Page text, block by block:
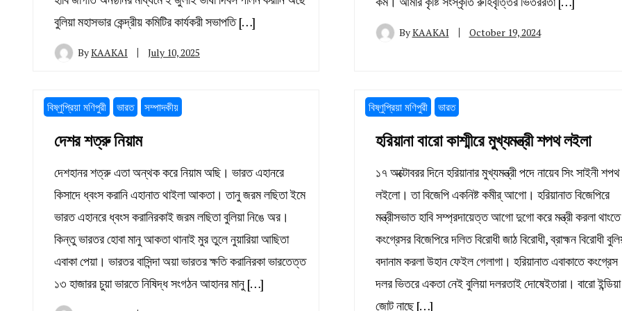
বুলিয়া মহাসভার কেন্দ্রীয় কমিটির কার্যকরী সভাপতি […]
ByKAAKAI July 10, 2025
ByKAAKAI October 19, 2024
বিষ্ণুপ্রিয়া মণিপুরী ভারত সম্পাদকীয়
দেশর শত্রু নিয়াম
দেশহানর শত্রু এতা অন্থক করে নিয়াম অছি। ভারত এহানরে
কিসাদে ধ্বংস করানি এহানাত থাইলা আকতা। তানু জরম লছিতা ইমে
ভারত এহানরে ধ্বংস করানিরকাই জরম লছিতা বুলিয়া নিঙে অর।
কিন্তু ভারতর হোবা মানু আকতা থানাই মুর তুলে নুয়ারিয়া আছিতা
এবাকা পেয়া। ভারতর বাসিন্দা অয়া ভারতর ক্ষতি করানিরকা ভারতেত্ত
১৩ হাজারর চুয়া ভারতে নিষিদ্ধ সংগঠন আহানর মানু […]
বিষ্ণুপ্রিয়া মণিপুরী ভারত
হরিয়ানা বারো কাশ্মীরে মুখ্যমন্ত্রী শপথ লইলা
১৭ অক্টোবরর দিনে হরিয়ানার মুখ্যমন্ত্রী পদে নায়েব সিং সাইনী শপথ
লইলো। তা বিজেপি একনিষ্ট কমীর্ আগো। হরিয়ানাত বিজেপিরে
মন্ত্রীসভাত হাবি সম্প্রদায়েত্ত আগো দুগো করে মন্ত্রী করলা থাংতে
কংগ্রেসর বিজেপিরে দলিত বিরোধী জাঠ বিরোধী, ব্রাহ্মন বিরোধী
বদানাম করলা উহান ফেইল গেলাগা। হরিয়ানাত এবাকাতে কংগ্রেস
দলর ভিতরে একতা নেই বুলিয়া দলরতাই দোষেইতারা। বারো ইন্ডিয়া
জোট নাছে […]